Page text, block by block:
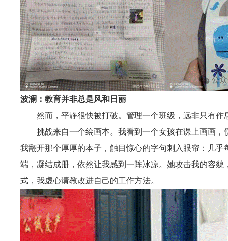
波澜：教育并非总是风和日丽
然而，平静很快被打破。管理一个班级，远非只有作
挑战来自一个绘画本。我看到一个女孩在课上画画
我翻开那个厚厚的本子，触目惊心的字句刺入眼帘：几
端，凝结成册，依然让我感到一阵冰凉。她攻击我的容
式，我虚心请教改进自己的工作方法。